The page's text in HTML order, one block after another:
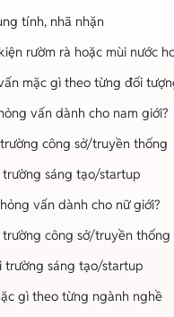
tính, nhã nhặn
rườm rà hoặc mùi nước
mặc gì theo từng đối
vấn dành cho nam giới?
trường công sở/truyền thống
trường sáng tạo/startup
vấn dành cho nữ giới?
trường công sở/truyền thống
trường sáng tạo/startup
gì theo từng ngành nghề